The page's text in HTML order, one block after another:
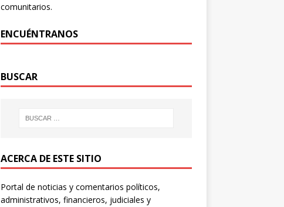
comunitarios.
ENCUÉNTRANOS
BUSCAR
ACERCA DE ESTE SITIO
Portal de noticias y comentarios políticos,
administrativos, financieros, judiciales y